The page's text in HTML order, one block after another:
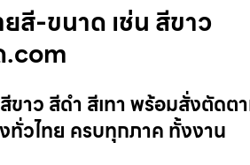
สี-ขนาด เช่น สีขาว
.com
าว สีดำ สีเทา พร้อมสั่งตัดต
วไทย ครบทุกภาค ทั้งงาน